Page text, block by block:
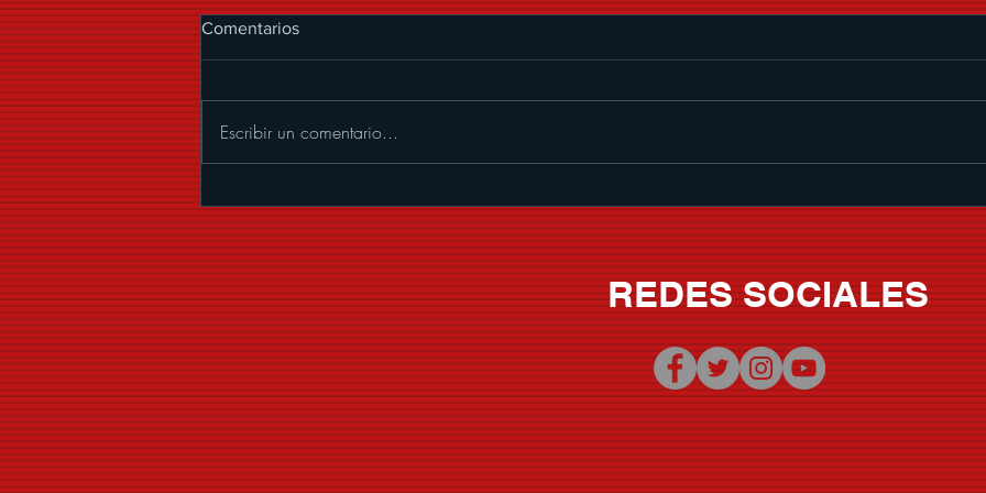
PRESENTA “MUCHOS
BESOS”, UNA CUMBIA CON
MARIACHI LLENA DE
COQUETERÍA Y BUENA
VIBRA.
sonora al verano con "Que
Nivel De Borrachera"
Comentarios
Escribir un comentario...
REDES SOCIALES